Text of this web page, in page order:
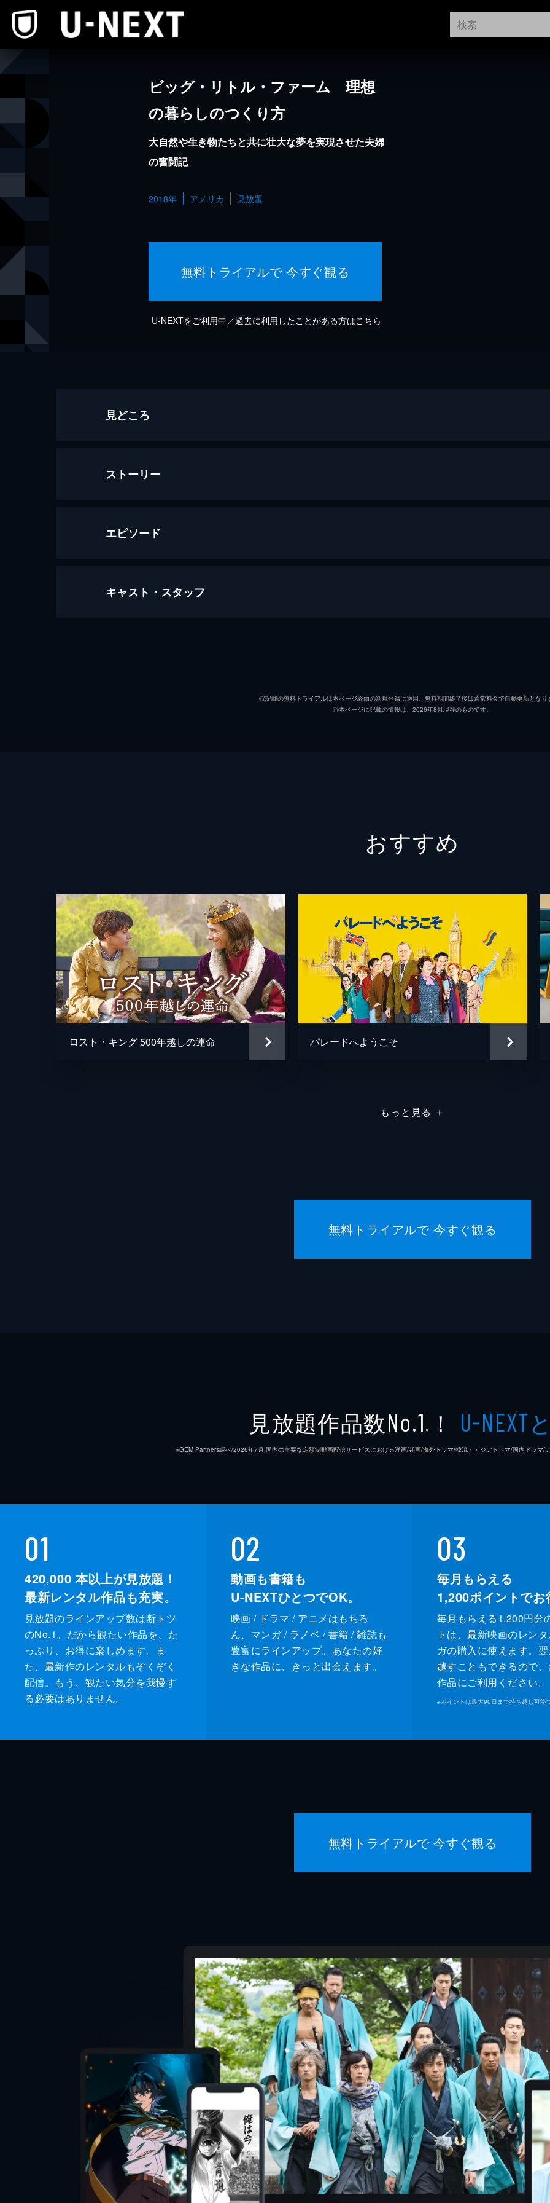
ビッグ・リトル・ファーム 理想
の暮らしのつくり方
大自然や生き物たちと共に壮大な夢を実現させた夫婦
の奮闘記
2018年 アメリカ 見放題
無料トライアルで 今すぐ観る
U-NEXTをご利用中／過去に利用したことがある方はこちら
見どころ
ストーリー
エピソード
ビッグ・リトル・ファーム 理想の暮らしのつくり方
キャスト・スタッフ
ジョン・チェスター
ジョン・チェスター
◎記載の無料トライアルは本ページ経由の新規登録に適用。無料期間終了後は通常料金で自動更新となり
◎本ページに記載の情報は、2026年8月現在のものです。
おすすめ
ロスト・キング 500年越しの運命 パレードへようこそ
もっと見る ＋
無料トライアルで 今すぐ観る
見放題作品数No.1 ※ ！ U-NEXT
※GEM Partners調べ/2026年7⽉ 国内の主要な定額制動画配信サービスにおける洋画/邦画/海外ドラマ/韓流・アジアドラマ/国内ドラマ/
01
420,000 本以上が見放題！
最新レンタル作品も充実。
見放題のラインアップ数は断トツ
のNo.1。だから観たい作品を、た
っぷり、お得に楽しめます。ま
た、最新作のレンタルもぞくぞく
配信。もう、観たい気分を我慢す
る必要はありません。
02
動画も書籍も
U-NEXTひとつでOK。
映画 / ドラマ / アニメはもちろ
ん、マンガ / ラノベ / 書籍 / 雑誌も
豊富にラインアップ。あなたの好
きな作品に、きっと出会えます。
03
毎月もらえる
1,200ポイントでお
毎月もらえる1,200円分
トは、最新映画のレン
ガの購入に使えます。
越すこともできるので
作品にご利用ください。
※ポイントは最大90日まで持ち越し可能
無料トライアルで 今すぐ観る